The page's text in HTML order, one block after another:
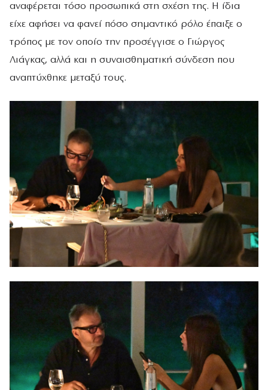
αναφέρεται τόσο προσωπικά στη σχέση της. Η ίδια
είχε αφήσει να φανεί πόσο σημαντικό ρόλο έπαιξε ο
τρόπος με τον οποίο την προσέγγισε ο Γιώργος
Λιάγκας, αλλά και η συναισθηματική σύνδεση που
αναπτύχθηκε μεταξύ τους.